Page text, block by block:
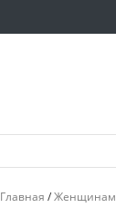
Главная /Женщинам